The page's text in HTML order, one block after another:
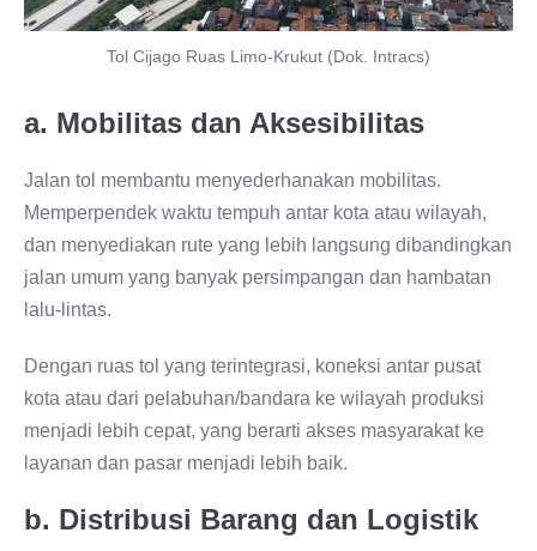
Tol Cijago Ruas Limo-Krukut (Dok. Intracs)
a. Mobilitas dan Aksesibilitas
Jalan tol membantu menyederhanakan mobilitas.
Memperpendek waktu tempuh antar kota atau wilayah,
dan menyediakan rute yang lebih langsung dibandingkan
jalan umum yang banyak persimpangan dan hambatan
lalu-lintas.
Dengan ruas tol yang terintegrasi, koneksi antar pusat
kota atau dari pelabuhan/bandara ke wilayah produksi
menjadi lebih cepat, yang berarti akses masyarakat ke
layanan dan pasar menjadi lebih baik.
b. Distribusi Barang dan Logistik